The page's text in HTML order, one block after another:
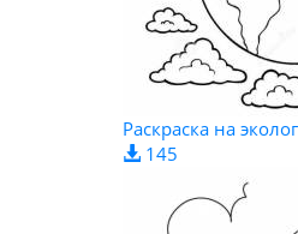
Раскраска на
145